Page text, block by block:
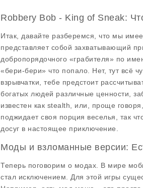
Robbery Bob - King of Sneak:
Итак, давайте разберемся, что мы
представляет собой захватывающий
добропорядочного «грабителя» по
«бери-бери» что попало. Нет, тут всё
взрывчатки, тебе предстоит
богатых людей различные ценности,
известен как stealth, или, проще
поджидает своя порция веселья, так
досуг в настоящее приключение.
Моды и взломанные версии:
Теперь поговорим о модах. В мире
стал исключением. Для этой игры